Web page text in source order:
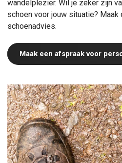
wandelplezier. Wil je zeker zijn
schoen voor jouw situatie? Maak
schoenadvies.
Maak een afspraak voor